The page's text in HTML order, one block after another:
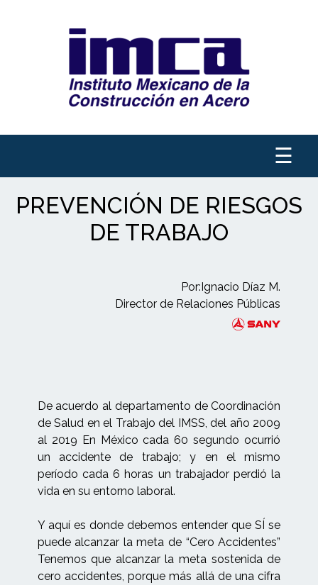
☰
PREVENCIÓN DE RIESGOS
DE TRABAJO
Por:Ignacio Díaz M.
Director de Relaciones Públicas
De acuerdo al departamento de Coordinación
de Salud en el Trabajo del IMSS, del año 2009
al 2019 En México cada 60 segundo ocurrió
un accidente de trabajo; y en el mismo
período cada 6 horas un trabajador perdió la
vida en su entorno laboral.
Y aquí es donde debemos entender que SÍ se
puede alcanzar la meta de “Cero Accidentes”
Tenemos que alcanzar la meta sostenida de
cero accidentes, porque más allá de una cifra